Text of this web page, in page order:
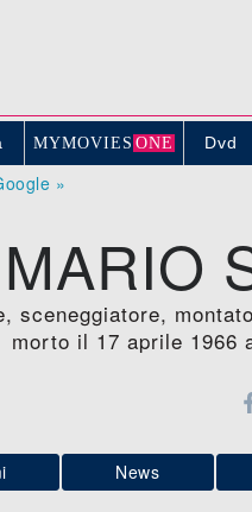
MYMOVIE S ONE Dvd
»
MARIO
sceneggiatore,
morto il 17 aprile 1966
News